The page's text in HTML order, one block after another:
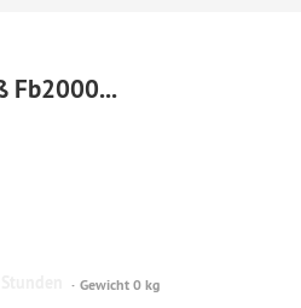
Fb2000...
Gewöhnlich
Gewicht 0 kg